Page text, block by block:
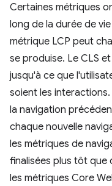
Certaines métriques
long de la durée de
métrique LCP peut
se produise. Le CLS
jusqu'à ce que
soient les
la navigation
chaque nouvelle
les métriques de
finalisées plus tôt que
les métriques Core